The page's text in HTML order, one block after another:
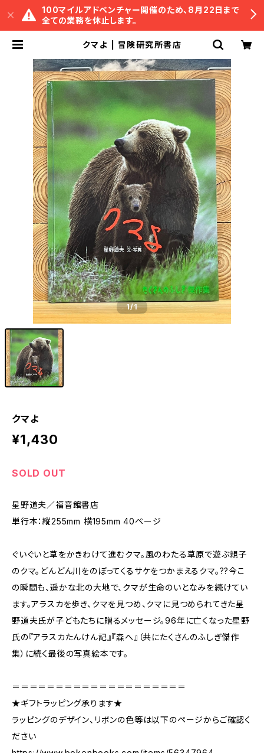
100マイルアドベンチャー開催のため、8月22日まで
全ての業務を休止します。
クマよ | 冒険研究所書店
1/1
クマよ
¥1,430
SOLD OUT
星野道夫／福音館書店
単行本：縦255mm 横195mm 40ページ
ぐいぐいと草をかきわけて進むクマ。風のわたる草原で遊ぶ親子
のクマ。どんどん川をのぼってくるサケをつかまえるクマ。??今こ
の瞬間も、遥かな北の大地で、クマが生命のいとなみを続けてい
ます。アラスカを歩き、クマを見つめ、クマに見つめられてきた星
野道夫氏が子どもたちに贈るメッセージ。96年に亡くなった星野
氏の『アラスカたんけん記』『森へ』（共にたくさんのふしぎ傑作
集）に続く最後の写真絵本です。
＝＝＝＝＝＝＝＝＝＝＝＝＝＝＝＝＝＝＝＝
★ギフトラッピング承ります★
ラッピングのデザイン、リボンの色等は以下のページからご確認く
ださい